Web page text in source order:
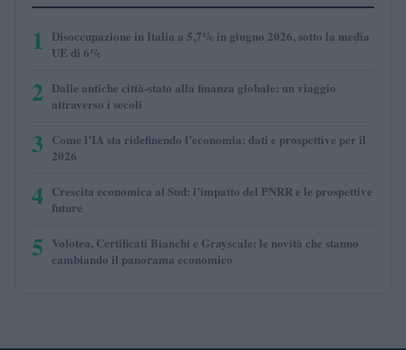
1
Disoccupazione in Italia a 5,7% in giugno 2026, sotto la media
UE di 6%
2 Dalle antiche città-stato alla finanza globale: un viaggio
attraverso i secoli
3 Come l’IA sta ridefinendo l’economia: dati e prospettive per il
2026
4 Crescita economica al Sud: l’impatto del PNRR e le prospettive
future
5 Volotea, Certificati Bianchi e Grayscale: le novità che stanno
cambiando il panorama economico